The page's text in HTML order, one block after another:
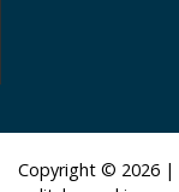
Copyright © 2026 |